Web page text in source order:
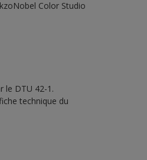
Color Studio
le DTU 42-1.
technique du